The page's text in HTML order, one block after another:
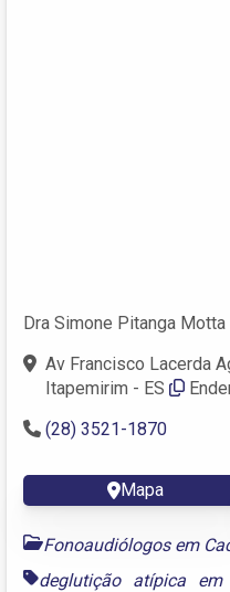
Dra Simone Pitanga Motta
Av Francisco Lacerda
Itapemirim - ES
(28) 3521-1870
Mapa
Fonoaudiólogos em
deglutição atípica